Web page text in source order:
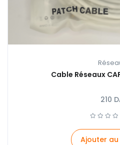
Cable Réseaux
210
Ajouter